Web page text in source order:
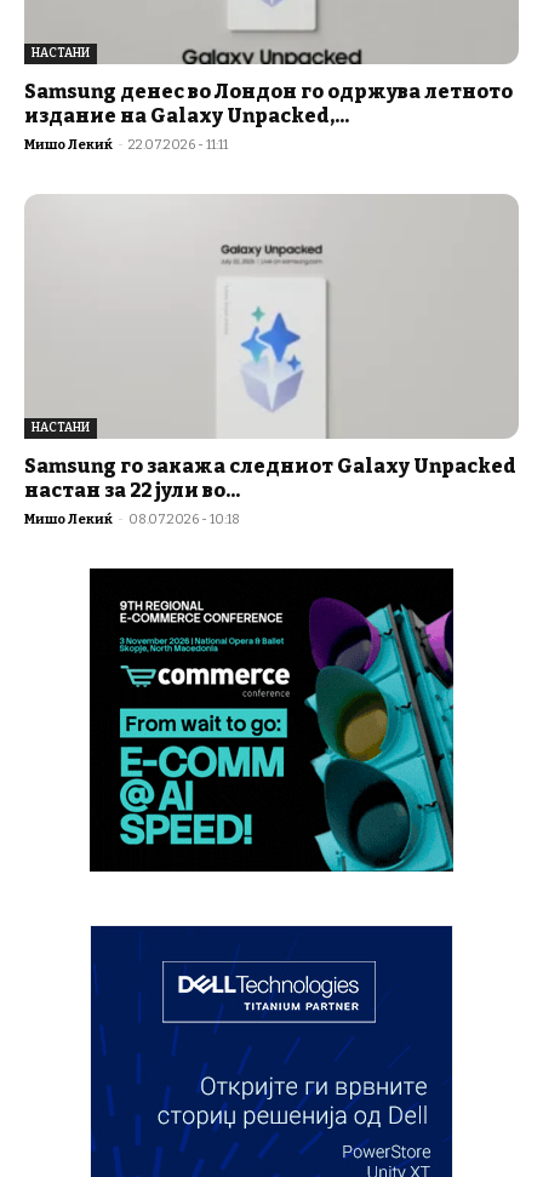
НАСТАНИ
Samsung денес во Лондон го одржува летното
издание на Galaxy Unpacked,...
Мишо Лекиќ - 22.07.2026 - 11:11
НАСТАНИ
Samsung го закажа следниот Galaxy Unpacked
настан за 22 јули во...
Мишо Лекиќ - 08.07.2026 - 10:18